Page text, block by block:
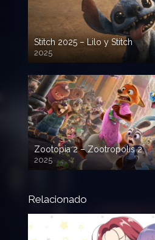
Stitch 2025 – Lilo y Stitch
2025
720p HD
Zootopia 2 – Zootropolis 2
2025
720p HD
Relacionado